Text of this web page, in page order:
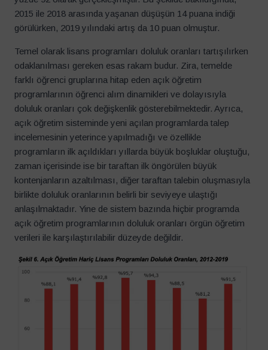
2015 ile 2018 arasında yaşanan düşüşün 14 puana indiği
görülürken, 2019 yılındaki artış da 10 puan olmuştur.
Temel olarak lisans programları doluluk oranları tartışılırken
odaklanılması gereken esas rakam budur. Zira, temelde
farklı öğrenci gruplarına hitap eden açık öğretim
programlarının öğrenci alım dinamikleri ve dolayısıyla
doluluk oranları çok değişkenlik gösterebilmektedir. Ayrıca,
açık öğretim sisteminde yeni açılan programlarda talep
incelemesinin yeterince yapılmadığı ve özellikle
programların ilk açıldıkları yıllarda büyük boşluklar oluştuğu,
zaman içerisinde ise bir taraftan ilk öngörülen büyük
kontenjanların azaltılması, diğer taraftan talebin oluşmasıyla
birlikte doluluk oranlarının belirli bir seviyeye ulaştığı
anlaşılmaktadır. Yine de sistem bazında hiçbir programda
açık öğretim programlarının doluluk oranları örgün öğretim
verileri ile karşılaştırılabilir düzeyde değildir.